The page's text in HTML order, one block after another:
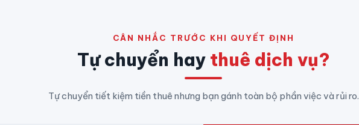
CÂN NHẮC TRƯỚC KHI QUYẾT ĐỊNH
Tự chuyển hay thuê dịch vụ?
Tự chuyển tiết kiệm tiền thuê nhưng bạn gánh toàn bộ phần việc và rủi ro.